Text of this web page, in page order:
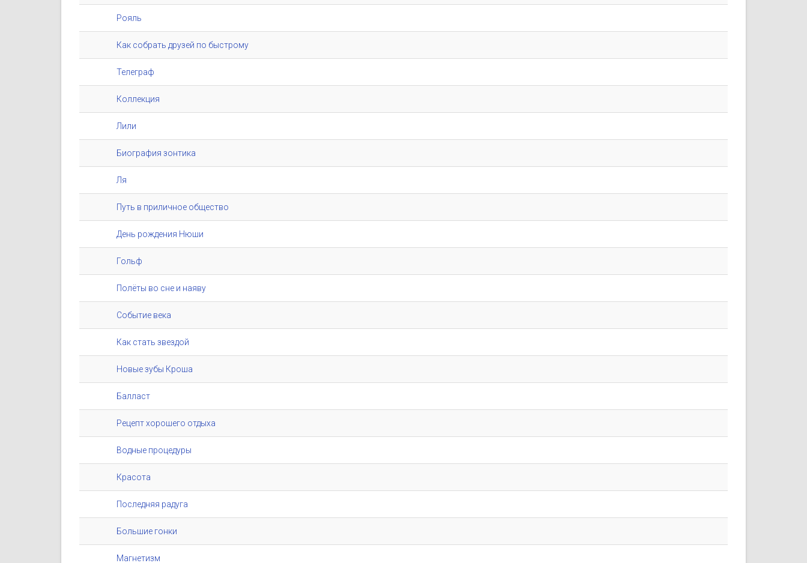
Рояль
Как собрать друзей по быстрому
Телеграф
Коллекция
Лили
Биография зонтика
Ля
Путь в приличное общество
День рождения Нюши
Гольф
Полёты во сне и наяву
Событие века
Как стать звездой
Новые зубы Кроша
Балласт
Рецепт хорошего отдыха
Водные процедуры
Красота
Последняя радуга
Большие гонки
Магнетизм